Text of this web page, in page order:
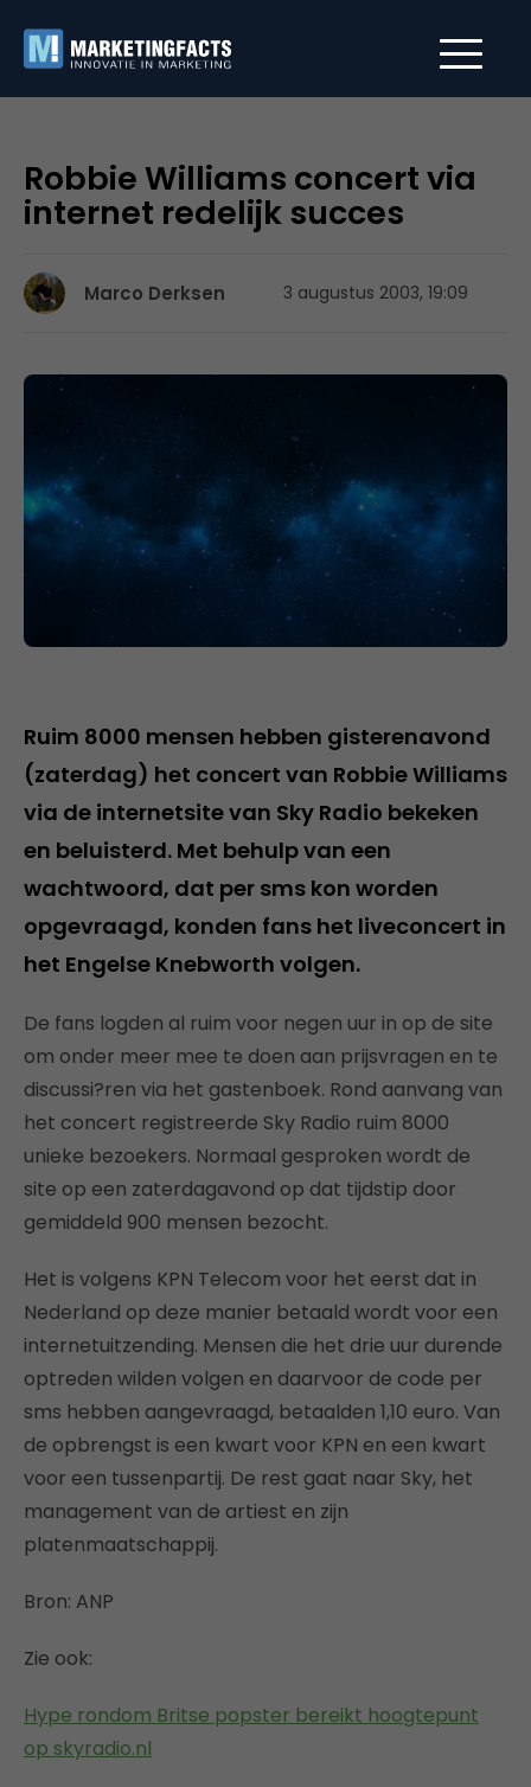
Robbie Williams concert via
internet redelijk succes
Marco Derksen 3 augustus 2003, 19:09
Ruim 8000 mensen hebben gisterenavond
(zaterdag) het concert van Robbie Williams
via de internetsite van Sky Radio bekeken
en beluisterd. Met behulp van een
wachtwoord, dat per sms kon worden
opgevraagd, konden fans het liveconcert in
het Engelse Knebworth volgen.
De fans logden al ruim voor negen uur in op de site
om onder meer mee te doen aan prijsvragen en te
discussi?ren via het gastenboek. Rond aanvang van
het concert registreerde Sky Radio ruim 8000
unieke bezoekers. Normaal gesproken wordt de
site op een zaterdagavond op dat tijdstip door
gemiddeld 900 mensen bezocht.
Het is volgens KPN Telecom voor het eerst dat in
Nederland op deze manier betaald wordt voor een
internetuitzending. Mensen die het drie uur durende
optreden wilden volgen en daarvoor de code per
sms hebben aangevraagd, betaalden 1,10 euro. Van
de opbrengst is een kwart voor KPN en een kwart
voor een tussenpartij. De rest gaat naar Sky, het
management van de artiest en zijn
platenmaatschappij.
Bron: ANP
Zie ook:
Hype rondom Britse popster bereikt hoogtepunt
op skyradio.nl